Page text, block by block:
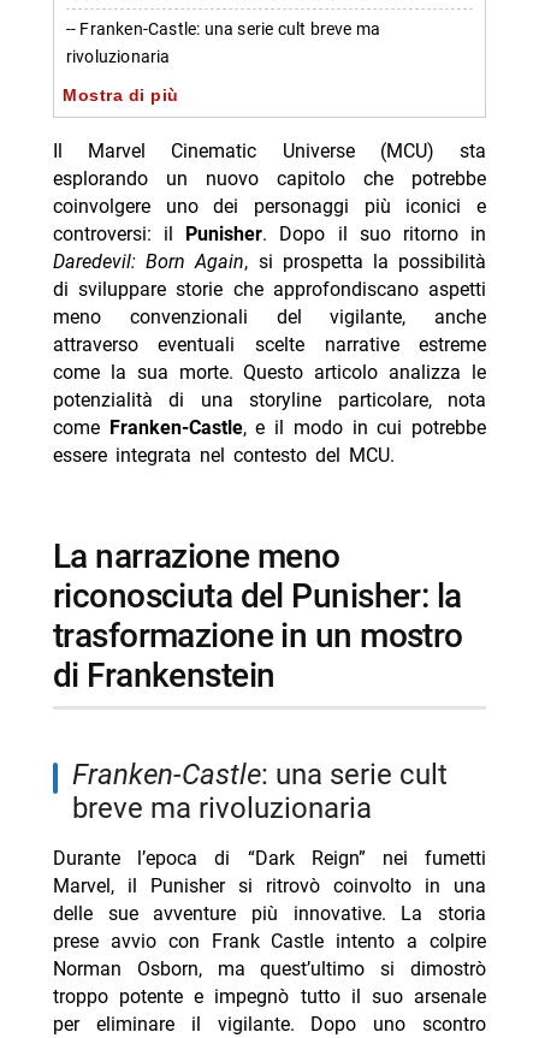
-- Franken-Castle: una serie cult breve ma
rivoluzionaria
- Una versione alternativa del Punisher fedele al suo
-- Inside Franken-Castle rimane un vigilante
implacabile
- L’eredità di Franken-Castle nel contesto MCU:
opportunità future
-- He’s the perfect addition as the MCU explores the
-- Scopri di più da Jump the shark
-- RispondiAnnulla risposta
- Arac Attack stasera Italia 1 9 agosto trama cast
- Febbre da cavallo stasera La7 9 agosto trama cast
- Battleship stasera Italia 1 9 agosto trama cast
- Il Padrino stasera Rete 4 9 agosto trama cast
Mostra di più
Il Marvel Cinematic Universe (MCU) sta
esplorando un nuovo capitolo che potrebbe
coinvolgere uno dei personaggi più iconici e
controversi: il Punisher. Dopo il suo ritorno in
Daredevil: Born Again, si prospetta la possibilità
di sviluppare storie che approfondiscano aspetti
meno convenzionali del vigilante, anche
attraverso eventuali scelte narrative estreme
come la sua morte. Questo articolo analizza le
potenzialità di una storyline particolare, nota
come Franken-Castle, e il modo in cui potrebbe
essere integrata nel contesto del MCU.
La narrazione meno
riconosciuta del Punisher: la
trasformazione in un mostro
di Frankenstein
Franken-Castle: una serie cult
breve ma rivoluzionaria
Durante l’epoca di “Dark Reign” nei fumetti
Marvel, il Punisher si ritrovò coinvolto in una
delle sue avventure più innovative. La storia
prese avvio con Frank Castle intento a colpire
Norman Osborn, ma quest’ultimo si dimostrò
troppo potente e impegnò tutto il suo arsenale
per eliminare il vigilante. Dopo uno scontro